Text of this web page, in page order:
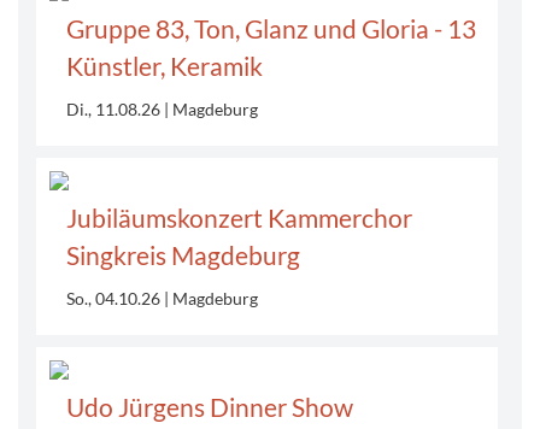
Gruppe 83, Ton, Glanz und Gloria - 13
Künstler, Keramik
Di., 11.08.26 Magdeburg
Jubiläumskonzert Kammerchor
Singkreis Magdeburg
So., 04.10.26 Magdeburg
Udo Jürgens Dinner Show